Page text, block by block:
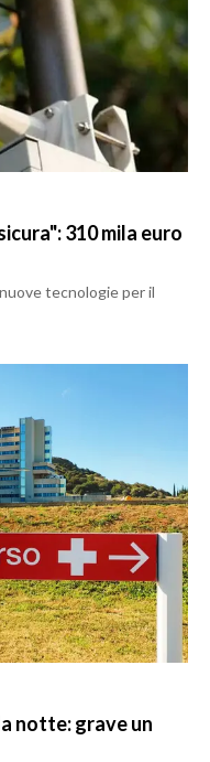
310 mila euro
tecnologie per il
notte: grave un